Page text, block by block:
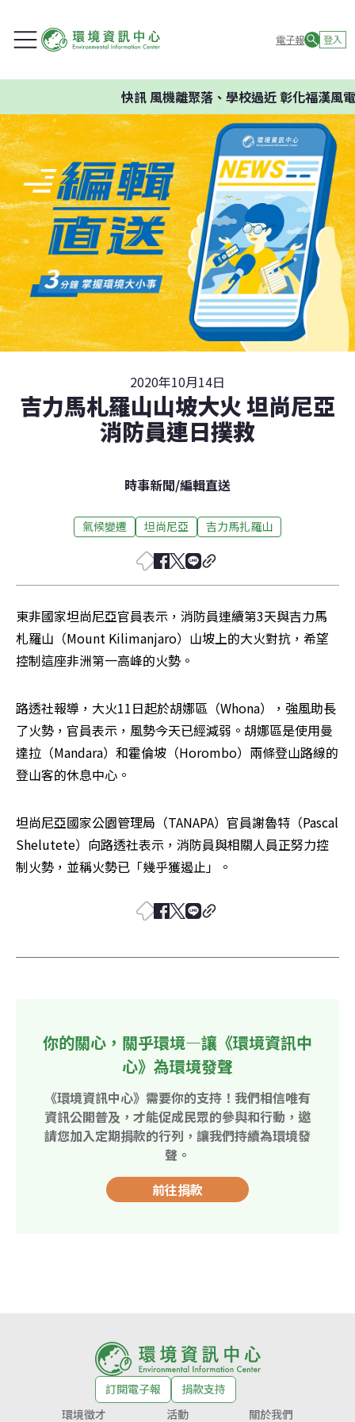
電子報 登入
快訊風機離聚落、學校過近 彰化福漢風電
2020年10月14日
吉力馬札羅山山坡大火 坦尚尼亞
消防員連日撲救
時事新聞/編輯直送
氣候變遷 坦尚尼亞 吉力馬扎羅山
東非國家坦尚尼亞官員表示，消防員連續第3天與吉力馬
札羅山（Mount Kilimanjaro）山坡上的大火對抗，希望
控制這座非洲第一高峰的火勢。
路透社報導，大火11日起於胡娜區（Whona），強風助長
了火勢，官員表示，風勢今天已經減弱。胡娜區是使用曼
達拉（Mandara）和霍倫坡（Horombo）兩條登山路線的
登山客的休息中心。
坦尚尼亞國家公園管理局（TANAPA）官員謝魯特（Pascal
Shelutete）向路透社表示，消防員與相關人員正努力控
制火勢，並稱火勢已「幾乎獲遏止」。
你的關心，關乎環境—讓《環境資訊中
心》為環境發聲
《環境資訊中心》需要你的支持！我們相信唯有
資訊公開普及，才能促成民眾的參與和行動，邀
請您加入定期捐款的行列，讓我們持續為環境發
聲。
前往捐款
訂閱電子報
捐款支持
環境徵才
活動 關於我們